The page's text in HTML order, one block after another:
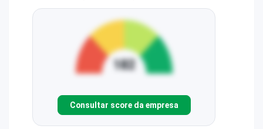
Consultar score da empresa